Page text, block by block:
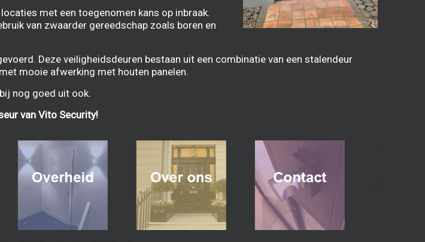
met een toegenomen kans op inbraak.
van zwaarder gereedschap zoals boren en
Deze veiligheidsdeuren bestaan uit een combinatie van een stalendeur
mooie afwerking met houten panelen.
nog goed uit ook.
van Vito Security!